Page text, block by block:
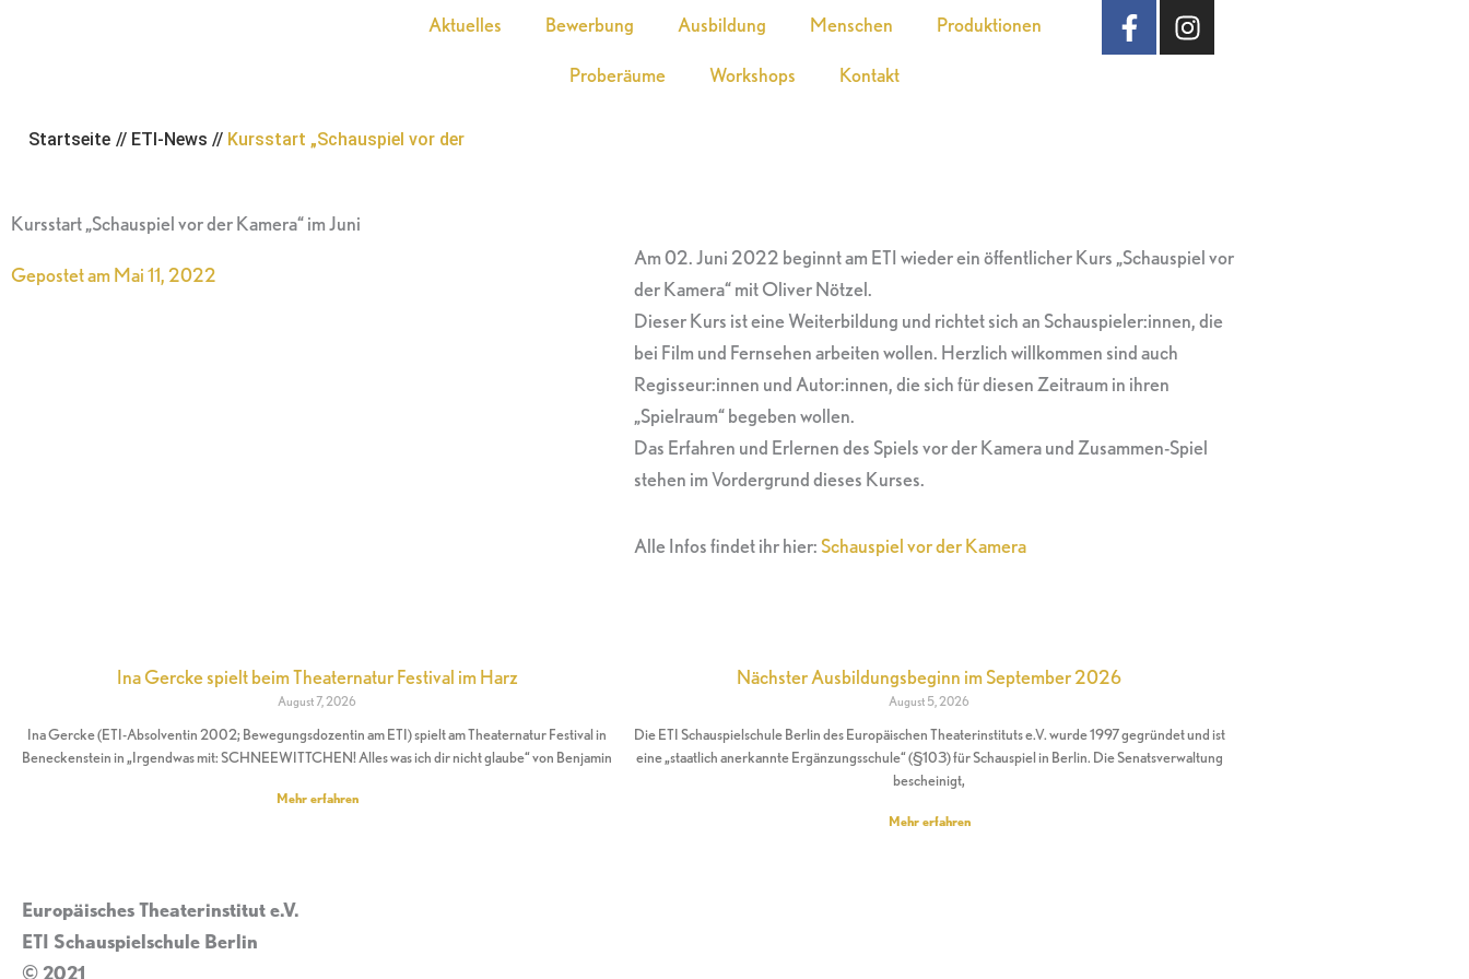
Aktuelles Bewerbung Ausbildung Menschen Produktionen
Proberäume Workshops Kontakt
F
a
f
I
n
Startseite // ETI-News // Kursstart „Schauspiel vor der
Kursstart „Schauspiel vor der Kamera“ im Juni
Gepostet amMai 11, 2022
Am 02. Juni 2022 beginnt am ETI wieder ein öffentlicher Kurs „Schauspiel vor
der Kamera“ mit Oliver Nötzel.
Dieser Kurs ist eine Weiterbildung und richtet sich an Schauspieler:innen, die
bei Film und Fernsehen arbeiten wollen. Herzlich willkommen sind auch
Regisseur:innen und Autor:innen, die sich für diesen Zeitraum in ihren
„Spielraum“ begeben wollen.
Das Erfahren und Erlernen des Spiels vor der Kamera und Zusammen-Spiel
stehen im Vordergrund dieses Kurses.
Alle Infos findet ihr hier:Schauspiel vor der Kamera
Ina Gercke spielt beim Theaternatur Festival im Harz
August 7, 2026
Ina Gercke (ETI-Absolventin 2002; Bewegungsdozentin am ETI) spielt am Theaternatur Festival in
Beneckenstein in „Irgendwas mit: SCHNEEWITTCHEN! Alles was ich dir nicht glaube“ von Benjamin
Mehr erfahren
Nächster Ausbildungsbeginn im September 2026
August 5, 2026
Die ETI Schauspielschule Berlin des Europäischen Theaterinstituts e.V. wurde 1997 gegründet und ist
eine „staatlich anerkannte Ergänzungsschule“ (§103) für Schauspiel in Berlin. Die Senatsverwaltung
bescheinigt,
Mehr erfahren
Europäisches Theaterinstitut e.V.
ETI Schauspielschule Berlin
© 2021